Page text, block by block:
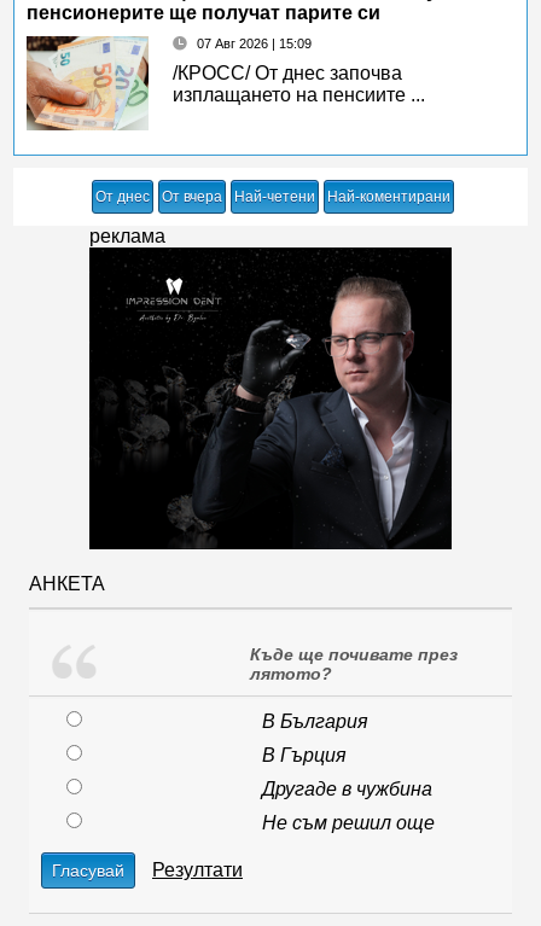
пенсионерите ще получат парите си
07 Авг 2026 | 15:09
/КРОСС/ От днес започва
изплащането на пенсиите ...
От днес От вчера Най-четени Най-коментирани
реклама
АНКЕТА
Къде ще почивате през
лятото?
В България
В Гърция
Другаде в чужбина
Не съм решил още
Гласувай Резултати